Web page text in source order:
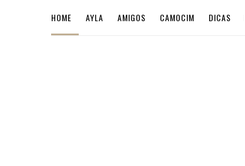
HOME AYLA AMIGOS CAMOCIM DICAS